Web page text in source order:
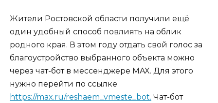
Жители Ростовской области получили ещё
один удобный способ повлиять на облик
родного края. В этом году отдать свой голос за
благоустройство выбранного объекта можно
через чат-бот в мессенджере MAX. Для этого
нужно перейти по ссылке
https://max.ru/reshaem_vmeste_bot. Чат-бот